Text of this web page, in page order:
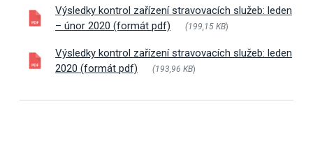
Výsledky kontrol zařízení stravovacích služeb: leden
– únor 2020 (formát pdf)
(199,15 KB)
Výsledky kontrol zařízení stravovacích služeb: leden
2020 (formát pdf)
(193,96 KB)